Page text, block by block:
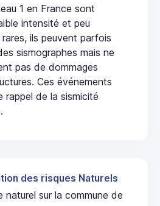
1 en France sont
intensité et peu
ils peuvent parfois
sismographes mais ne
pas de dommages
Ces événements
de la sismicité
des risques Naturels
naturel sur la commune de